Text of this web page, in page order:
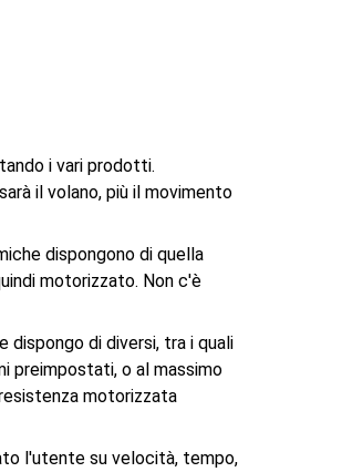
i vari prodotti.
il volano, più il movimento
dispongono di quella
motorizzato. Non c'è
dispongo di diversi, tra i quali
preimpostati, o al massimo
motorizzata
l'utente su velocità, tempo,